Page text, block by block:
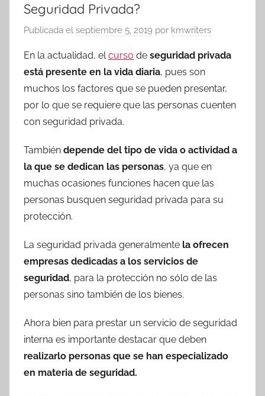
Seguridad Privada?
Publicada el septiembre 5, 2019 por kmwriters
En la actualidad, el curso de seguridad privada
está presente en la vida diaria, pues son
muchos los factores que se pueden presentar,
por lo que se requiere que las personas cuenten
con seguridad privada.
También depende del tipo de vida o actividad a
la que se dedican las personas, ya que en
muchas ocasiones funciones hacen que las
personas busquen seguridad privada para su
protección.
La seguridad privada generalmente la ofrecen
empresas dedicadas a los servicios de
seguridad, para la protección no sólo de las
personas sino también de los bienes.
Ahora bien para prestar un servicio de seguridad
interna es importante destacar que deben
realizarlo personas que se han especializado
en materia de seguridad.